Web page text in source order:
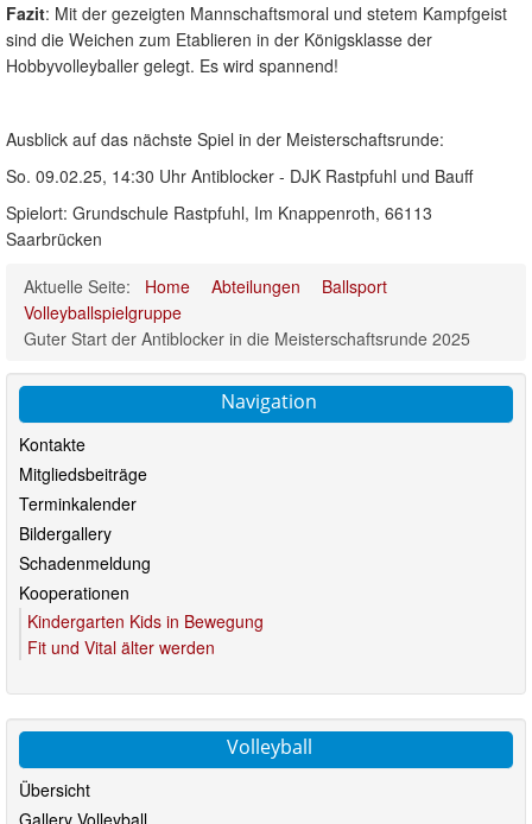
Fazit: Mit der gezeigten Mannschaftsmoral und stetem Kampfgeist
sind die Weichen zum Etablieren in der Königsklasse der
Hobbyvolleyballer gelegt. Es wird spannend!
Ausblick auf das nächste Spiel in der Meisterschaftsrunde:
So. 09.02.25, 14:30 Uhr Antiblocker - DJK Rastpfuhl und Bauff
Spielort: Grundschule Rastpfuhl, Im Knappenroth, 66113
Saarbrücken
Aktuelle Seite:
Home Abteilungen
Ballsport
Volleyballspielgruppe
Guter Start der Antiblocker in die Meisterschaftsrunde 2025
Navigation
Kontakte
Mitgliedsbeiträge
Terminkalender
Bildergallery
Schadenmeldung
Kooperationen
Kindergarten Kids in Bewegung
Fit und Vital älter werden
Volleyball
Übersicht